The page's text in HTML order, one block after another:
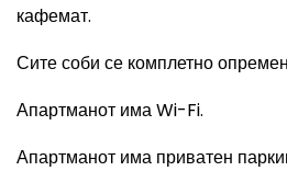
кафемат.
Сите соби се комплетно
Апартманот имаWi-Fi.
Апартманот има приватен